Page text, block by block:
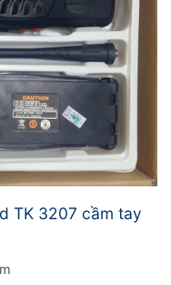
TK 3207 cầm tay